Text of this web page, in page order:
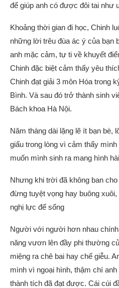
để giúp anh có được đôi tai như
Khoảng thời gian đi học, Chinh
những lời trêu đùa ác ý của bạn
anh mặc cảm, tự ti về khuyết
Chinh đặc biệt cảm thấy yêu
Chinh đạt giải 3 môn Hóa trong
Bình. Và sau đó trở thành sinh
Bách khoa Hà Nội.
Năm tháng dài lặng lẽ ít bạn bè,
giấu trong lòng vì cảm thấy
muốn mình sinh ra mang hình
Nhưng khi trời đã không ban
đừng tuyệt vọng hay buông
nghị lực để sống
Người với người hơn nhau
năng vươn lên đầy phi thường
miệng ra chê bai hay chế giễu.
mình vì ngoại hình, thậm chí
thành tích đã đạt được. Cái cúi